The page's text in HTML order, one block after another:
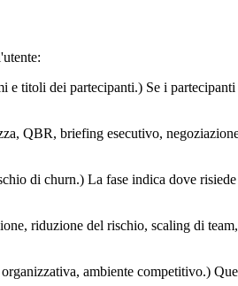
e titoli dei partecipanti.) Se i
QBR, briefing esecutivo,
di churn.) La fase indica dove
riduzione del rischio, scaling di
ambiente competitivo.)